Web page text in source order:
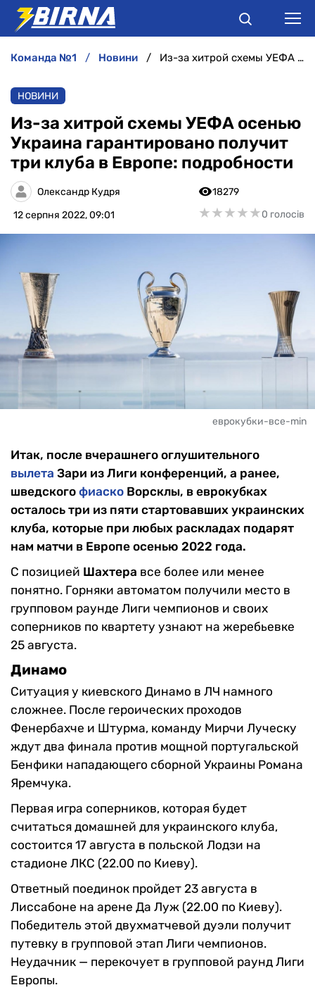
АНАЛІТИКА
ІНТЕРВ'Ю
РІЗНЕ
БУКМЕКЕРИ
команда №1 новини Из-за хитрой схемы УЕФА осенью Украина гарантировано получит три клуба в Европе: подробности
НОВИНИ
Из-за хитрой схемы УЕФА осенью
Украина гарантировано получит
три клуба в Европе: подробности
Олександр Кудря
12 серпня 2022, 09:01
18279
★★★★★
★★★★★0 голосів
еврокубки-все-min
Итак, после вчерашнего оглушительного
вылета Зари из Лиги конференций, а ранее,
шведского фиаско Ворсклы, в еврокубках
осталось три из пяти стартовавших украинских
клуба, которые при любых раскладах подарят
нам матчи в Европе осенью 2022 года.
С позицией Шахтера все более или менее
понятно. Горняки автоматом получили место в
групповом раунде Лиги чемпионов и своих
соперников по квартету узнают на жеребьевке
25 августа.
Динамо
Ситуация у киевского Динамо в ЛЧ намного
сложнее. После героических проходов
Фенербахче и Штурма, команду Мирчи Луческу
ждут два финала против мощной португальской
Бенфики нападающего сборной Украины Романа
Яремчука.
Первая игра соперников, которая будет
считаться домашней для украинского клуба,
состоится 17 августа в польской Лодзи на
стадионе ЛКС (22.00 по Киеву).
Ответный поединок пройдет 23 августа в
Лиссабоне на арене Да Луж (22.00 по Киеву).
Победитель этой двухматчевой дуэли получит
путевку в групповой этап Лиги чемпионов.
Неудачник — перекочует в групповой раунд Лиги
Европы.